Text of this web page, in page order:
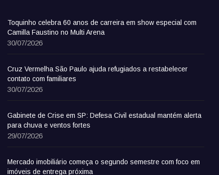
Toquinho celebra 60 anos de carreira em show especial com
Camilla Faustino no Multi Arena
30/07/2026
Cruz Vermelha São Paulo ajuda refugiados a restabelecer
contato com familiares
30/07/2026
Gabinete de Crise em SP: Defesa Civil estadual mantém alerta
para chuva e ventos fortes
29/07/2026
Mercado imobiliário começa o segundo semestre com foco em
imóveis de entrega próxima